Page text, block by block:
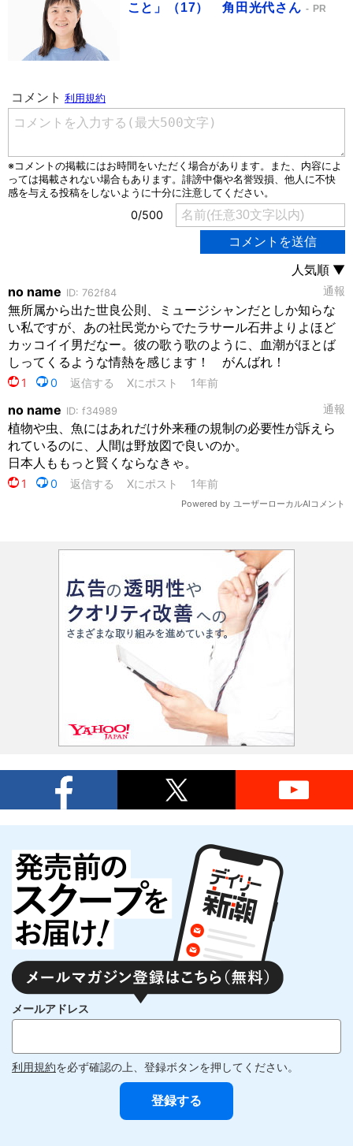
こと」（17） 角田光代さん
PR
メールアドレス
利用規約を必ず確認の上、登録ボタンを押してください。